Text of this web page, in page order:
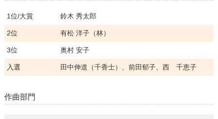
1位/大賞 鈴木 秀太郎
2位 有松 洋子（林）
3位 奥村 安子
入選 田中伸道（千香士）、前田郁子、西 千恵子
作曲部門